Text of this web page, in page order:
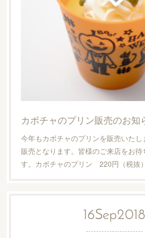
カボチャのプリン販売のお知
今年もカボチャのプリンを販売いた
販売となります。皆様のご来店をお待
す。カボチャのプリン 220円（税抜）
16Sep2018